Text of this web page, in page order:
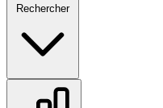
Rechercher